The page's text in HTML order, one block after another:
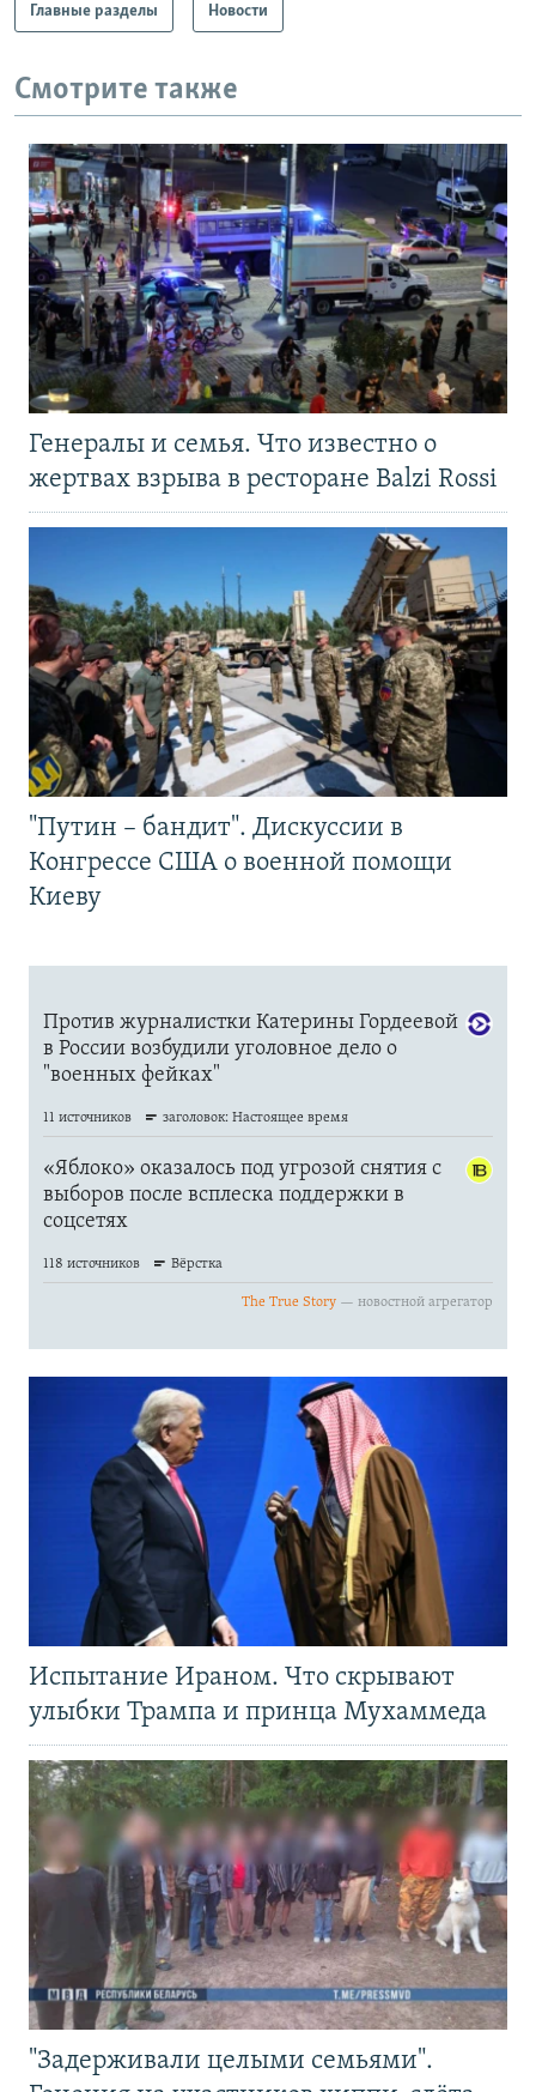
Главные разделы Новости
Смотрите также
Генералы и семья. Что известно о
жертвах взрыва в ресторане Balzi Rossi
"Путин – бандит". Дискуссии в
Конгрессе США о военной помощи
Киеву
Испытание Ираном. Что скрывают
улыбки Трампа и принца Мухаммеда
"Задерживали целыми семьями".